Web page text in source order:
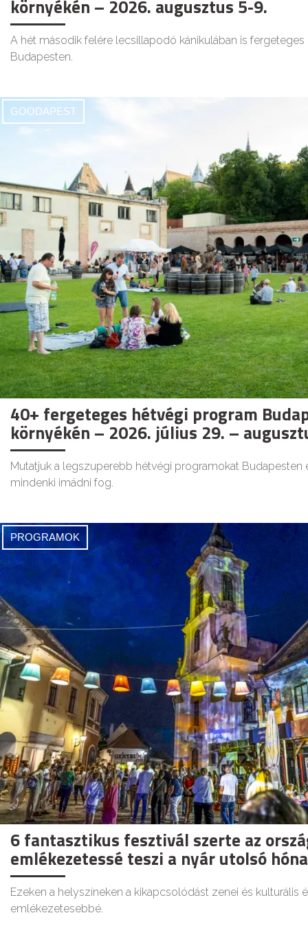
környékén – 2026. augusztus 5-9.
A hét második felére lecsillapodó kánikulában is
Budapesten.
GOODAPEST
40+ fergeteges hétvégi program
környékén – 2026. július 29. –
Mutatjuk a legszuperebb hétvégi programokat Budapesten
mindenki imádni fog.
PROGRAMOK
6 fantasztikus fesztivál szerte az
emlékezetessé teszi a nyár utolsó
Ezeken a helyszíneken a kikapcsolódást zenei és kulturális
emlékezetesebbé.